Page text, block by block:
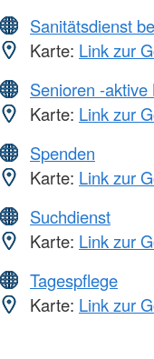
Sanitätsdienst
Karte: Link zur
Senioren -
Karte: Link zur
Spenden
Karte: Link zur
Suchdienst
Karte: Link zur
Tagespflege
Karte: Link zur